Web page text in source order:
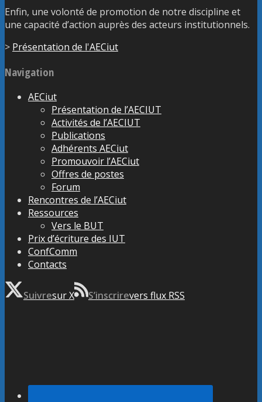
Enfin, une volonté de promotion de notre discipline et
une capacité d’action auprès des acteurs institutionnels.
> Présentation de l'AECiut
Navigation
AECiut
Présentation de l’AECIUT
Activités de l’AECIUT
Publications
Adhérents AECiut
Promouvoir l’AECiut
Offres de postes
Forum
Rencontres de l’AECiut
Ressources
Vers le BUT
Prix d’écriture des IUT
ConfComm
Contacts
Suivresur X S’inscrirevers flux RSS